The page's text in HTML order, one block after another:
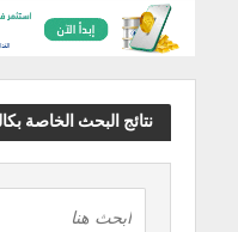
نتائج البحث الخاصة